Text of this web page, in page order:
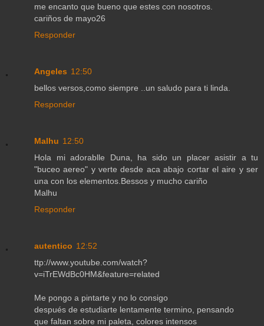
me encanto que bueno que estes con nosotros.
cariños de mayo26
Responder
Angeles 12:50
bellos versos,como siempre ..un saludo para ti linda.
Responder
Malhu 12:50
Hola mi adorablle Duna, ha sido un placer asistir a tu
"buceo aereo" y verte desde aca abajo cortar el aire y ser
una con los elementos.Bessos y mucho cariño
Malhu
Responder
autentico 12:52
ttp://www.youtube.com/watch?
v=iTrEWdBc0HM&feature=related
Me pongo a pintarte y no lo consigo
después de estudiarte lentamente termino, pensando
que faltan sobre mi paleta, colores intensos